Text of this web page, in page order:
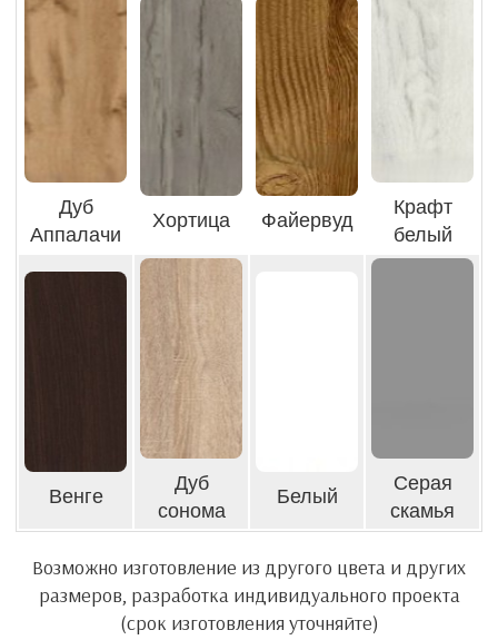
Дуб
Аппалачи
Хортица Файервуд
Крафт
белый
Венге
Дуб
сонома
Белый
Серая
скамья
Возможно изготовление из другого цвета и других
размеров, разработка индивидуального проекта
(срок изготовления уточняйте)